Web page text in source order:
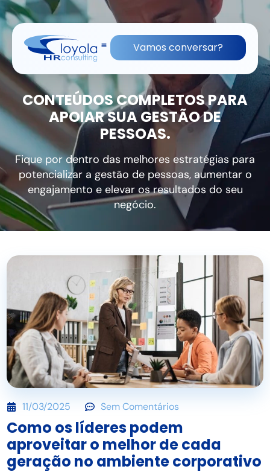
(11) 91836-0813 contato@lhrc.com.br
Vamos conversar?
CONTEÚDOS COMPLETOS PARA
APOIAR SUA GESTÃO DE
PESSOAS.
Fique por dentro das melhores estratégias para
potencializar a gestão de pessoas, aumentar o
engajamento e elevar os resultados do seu
negócio.
11/03/2025 Sem Comentários
Como os líderes podem
aproveitar o melhor de cada
geração no ambiente corporativo